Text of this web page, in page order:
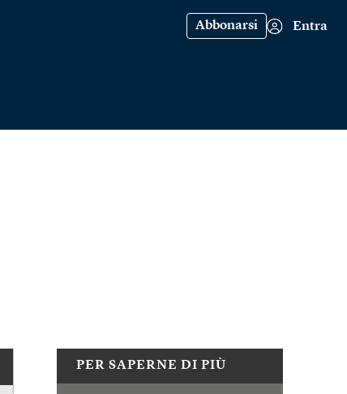
Abbonarsi Entra
PER SAPERNE DI PIÙ